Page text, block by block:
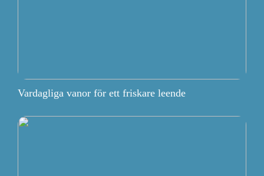
Vardagliga vanor för ett friskare leende